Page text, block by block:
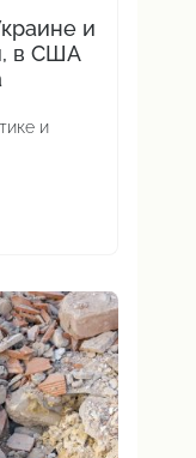
и
в США
и